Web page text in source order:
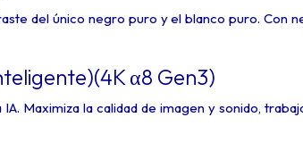
del único negro puro y el blanco puro. Con
α8 Gen3)
Maximiza la calidad de imagen y sonido,